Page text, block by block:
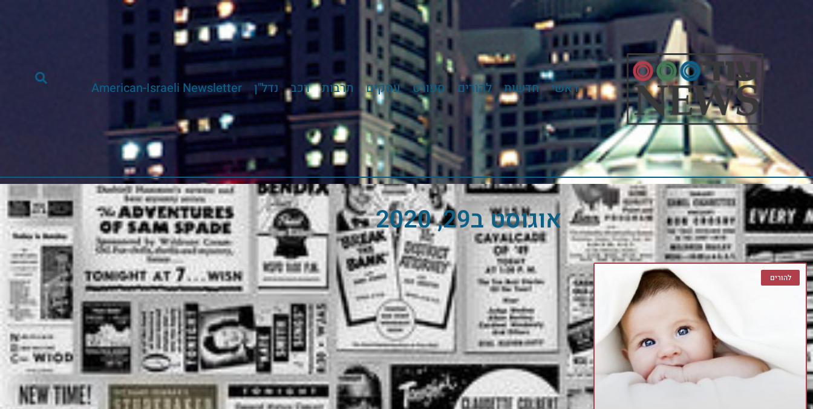
ראשי חדשות להורים ספורט עסקים תרבות רכב נדל"ן American-Israeli Newsletter
אוגוסט ב29, 2020
להורים